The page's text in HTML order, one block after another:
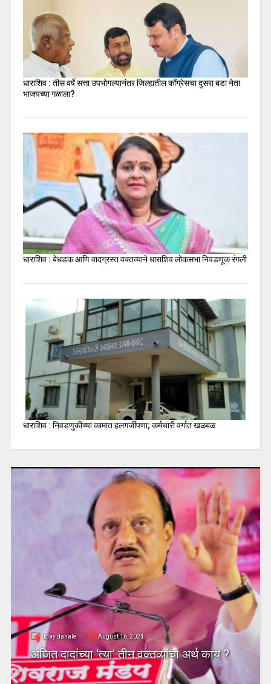
धाराशिव : तीस वर्षे सत्ता उपभोगल्यानंतर जिल्ह्यतील कॉंग्रेसचा दुसरा बडा नेता
भाजपच्या गळाला?
धाराशिव : बेधडक आणि वादग्रस्त वक्तव्याने धाराशिव लोकसभा निवडणूक रंगली
धाराशिव : निवडणुकीच्या कामात हलगर्जीपणा; कर्मचारी वर्गात खळबळ
uday dahale August 16, 2024
अजित दादांच्या ‘त्या’ तीन वक्तव्यांचा अर्थ काय ?